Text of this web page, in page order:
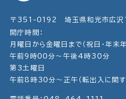
〒351-0192 埼玉県和光市広沢
開庁時間：
月曜日から金曜日まで（祝日・年末
午前9時00分～午後4時30分
第3土曜日
午前8時30分～正午（転出入に関す